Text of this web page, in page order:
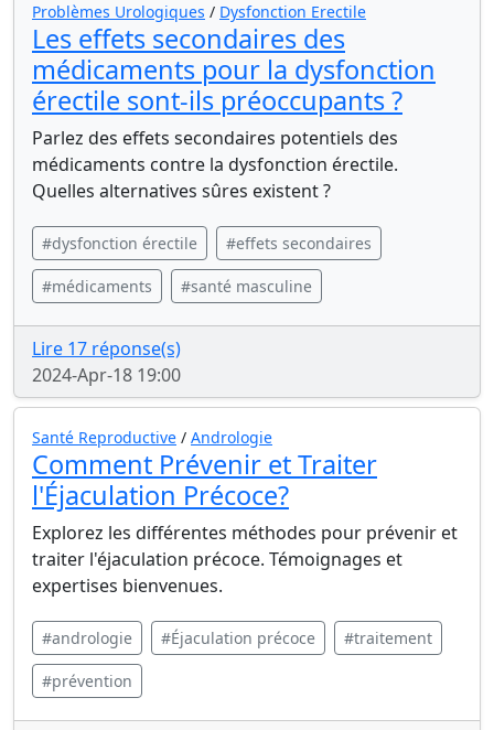
Problèmes Urologiques / Dysfonction Erectile
Les effets secondaires des
médicaments pour la dysfonction
érectile sont-ils préoccupants ?
Parlez des effets secondaires potentiels des
médicaments contre la dysfonction érectile.
Quelles alternatives sûres existent ?
#dysfonction érectile #effets secondaires
#médicaments #santé masculine
Lire 17 réponse(s)
2024-Apr-18 19:00
Santé Reproductive / Andrologie
Comment Prévenir et Traiter
l'Éjaculation Précoce?
Explorez les différentes méthodes pour prévenir et
traiter l'éjaculation précoce. Témoignages et
expertises bienvenues.
#andrologie #Éjaculation précoce #traitement
#prévention